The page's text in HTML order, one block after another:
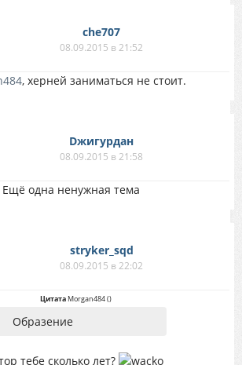
che707
08.09.2015 в 21:52
, херней заниматься не стоит.
Dжигурдан
08.09.2015 в 21:58
Ещё одна ненужная тема
stryker_sqd
08.09.2015 в 22:02
ЦитатаMorgan484()
Образение
тебе сколько лет?